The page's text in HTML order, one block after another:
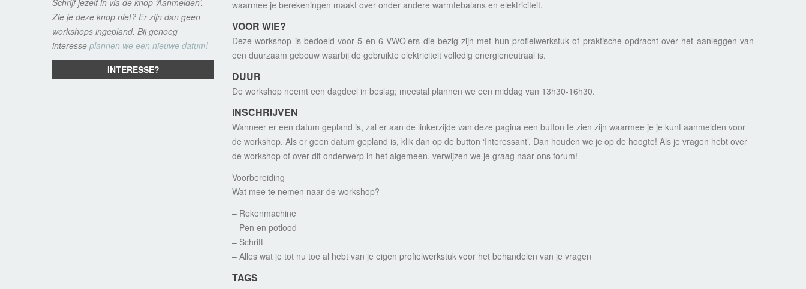
Schrijf jezelf in via de knop ‘Aanmelden’.
Zie je deze knop niet? Er zijn dan geen
workshops ingepland. Bij genoeg
interesse plannen we een nieuwe datum!
INTERESSE?
waarmee je berekeningen maakt over onder andere warmtebalans en elektriciteit.
VOOR WIE?
Deze workshop is bedoeld voor 5 en 6 VWO’ers die bezig zijn met hun profielwerkstuk of praktische opdracht over het aanleggen van
een duurzaam gebouw waarbij de gebruikte elektriciteit volledig energieneutraal is.
DUUR
De workshop neemt een dagdeel in beslag; meestal plannen we een middag van 13h30-16h30.
INSCHRIJVEN
Wanneer er een datum gepland is, zal er aan de linkerzijde van deze pagina een button te zien zijn waarmee je je kunt aanmelden voor
de workshop. Als er geen datum gepland is, klik dan op de button ‘Interessant’. Dan houden we je op de hoogte! Als je vragen hebt over
de workshop of over dit onderwerp in het algemeen, verwijzen we je graag naar ons forum!
Voorbereiding
Wat mee te nemen naar de workshop?
– Rekenmachine
– Pen en potlood
– Schrift
– Alles wat je tot nu toe al hebt van je eigen profielwerkstuk voor het behandelen van je vragen
TAGS